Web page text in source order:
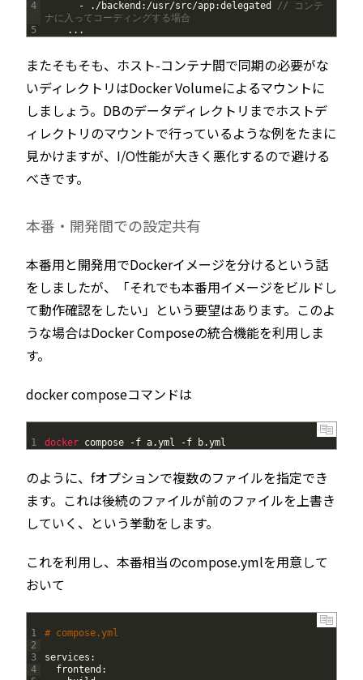
4
5
-
. /backend : /usr/src/app:delegated
// コンテ
ナに入ってコーディングする場合
. . .
またそもそも、ホスト-コンテナ間で同期の必要がな
いディレクトリはDocker Volumeによるマウントに
しましょう。DBのデータディレクトリまでホストデ
ィレクトリのマウントで行っているような例をたまに
見かけますが、I/O性能が大きく悪化するので避ける
べきです。
本番・開発間での設定共有
本番用と開発用でDockerイメージを分けるという話
をしましたが、「それでも本番用イメージをビルドし
て動作確認をしたい」という要望はあります。このよ
うな場合はDocker Composeの統合機能を利用しま
す。
docker composeコマンドは
1 docker compose -f a.yml -f b.yml
のように、fオプションで複数のファイルを指定でき
ます。これは後続のファイルが前のファイルを上書き
していく、という挙動をします。
これを利用し、本番相当のcompose.ymlを用意して
おいて
1
2
3
4
# compose.yml
services :
frontend :